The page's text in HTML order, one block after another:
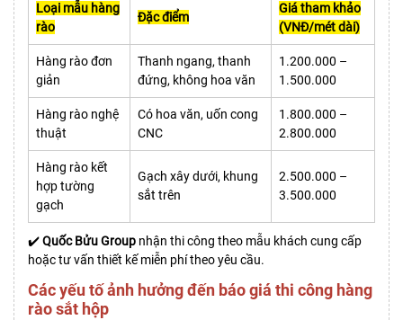
Loại mẫu hàng
rào
Đặc điểm
Giá tham khảo
(VNĐ/mét dài)
Hàng rào đơn
giản
Thanh ngang, thanh
đứng, không hoa văn
1.200.000 –
1.500.000
Hàng rào nghệ
thuật
Có hoa văn, uốn cong
CNC
1.800.000 –
2.800.000
Hàng rào kết
hợp tường
gạch
Gạch xây dưới, khung
sắt trên
2.500.000 –
3.500.000
✔️Quốc Bửu Group nhận thi công theo mẫu khách cung cấp
hoặc tư vấn thiết kế miễn phí theo yêu cầu.
Các yếu tố ảnh hưởng đến báo giá thi công hàng
rào sắt hộp